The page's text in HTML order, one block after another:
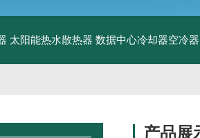
太阳能热水散热器 数据中心冷却器空冷器
产品展